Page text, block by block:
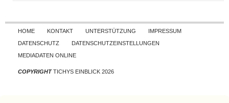
Skip to content
HOME KONTAKT UNTERSTÜTZUNG
IMPRESSUM
DATENSCHUTZ
DATENSCHUTZEINSTELLUNGEN
MEDIADATEN ONLINE
COPYRIGHTTICHYS EINBLICK 2026